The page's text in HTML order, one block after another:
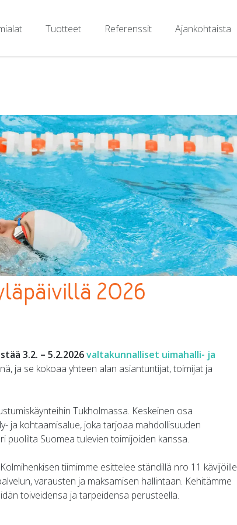
Tuotteet Referenssit Ajankohtaista
2026
3.2. – 5.2.2026valtakunnalliset uimahalli- ja
ja se kokoaa yhteen alan asiantuntijat, toimijat ja
Tukholmassa. Keskeinen osa
ja kohtaamisalue, joka tarjoaa mahdollisuuden
puolilta Suomea tulevien toimijoiden kanssa.
Kolmihenkisen tiimimme esittelee ständillä nro 11 kävijöille
varausten ja maksamisen hallintaan. Kehitämme
toiveidensa ja tarpeidensa perusteella.